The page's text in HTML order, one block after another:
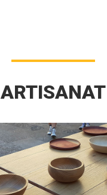
ARTISANAT